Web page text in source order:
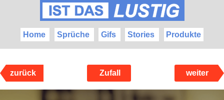
Home Sprüche Gifs Stories Produkte
zurück Zufall weiter